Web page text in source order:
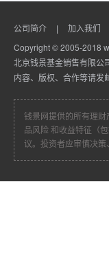
公司简介 | 加入我们
Copyright © 2005-2018
北京钱景基金销售有限公
内容、版权、合作等请
钱景网提供的所有理
品风险 和收益特征（
议。投资者应审慎决策